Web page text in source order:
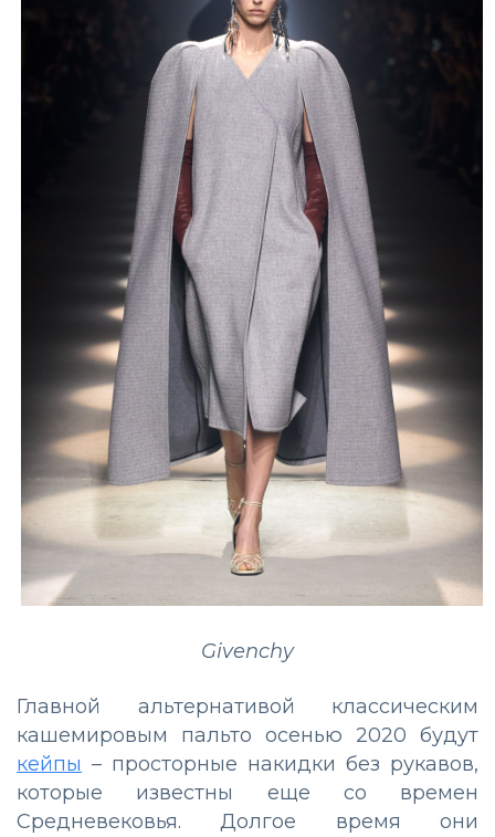
Givenchy
Главной альтернативой классическим
кашемировым пальто осенью 2020 будут
кейпы – просторные накидки без рукавов,
которые известны еще со времен
Средневековья. Долгое время они